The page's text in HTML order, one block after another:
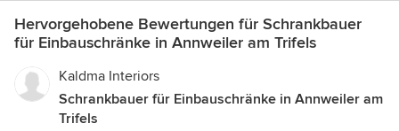
Hervorgehobene Bewertungen für Schrankbauer
für Einbauschränke in Annweiler am Trifels
Kaldma Interiors
Schrankbauer für Einbauschränke in Annweiler am
Trifels